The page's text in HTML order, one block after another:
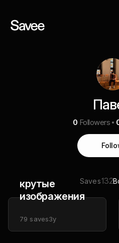
0 Followers
Saves132
крутые
изображения
79 saves3y